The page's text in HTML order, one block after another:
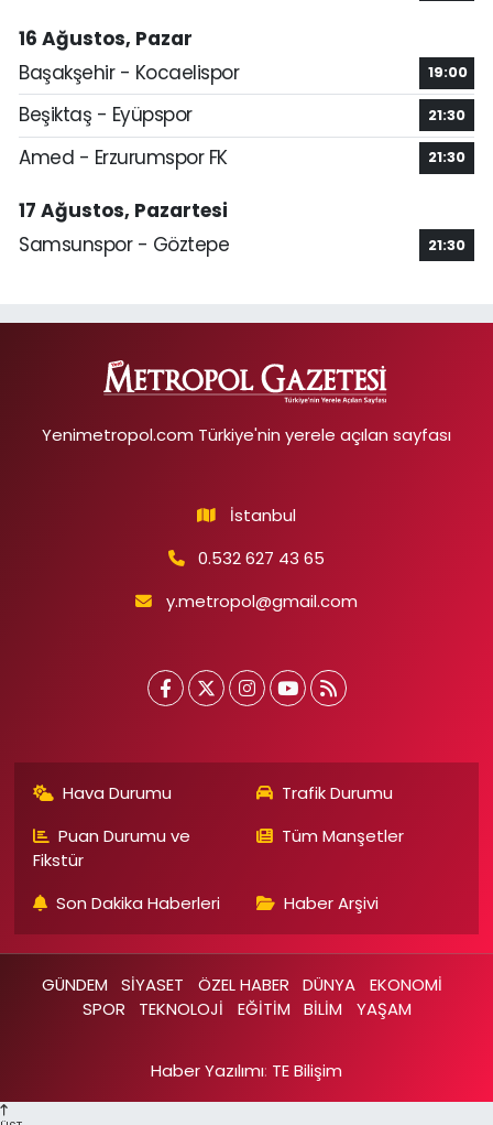
16 Ağustos, Pazar
Başakşehir - Kocaelispor
19:00
Beşiktaş - Eyüpspor 21:30
Amed - Erzurumspor FK 21:30
17 Ağustos, Pazartesi
Samsunspor - Göztepe
21:30
Yenimetropol.com Türkiye'nin yerele açılan sayfası
İstanbul
0.532 627 43 65
y.metropol@gmail.com
Hava Durumu
Trafik Durumu
Puan Durumu ve
Fikstür
Tüm Manşetler
Son Dakika Haberleri Haber Arşivi
GÜNDEM SİYASET ÖZEL HABER DÜNYA
EKONOMİ
SPOR
TEKNOLOJİ EĞİTİM BİLİM YAŞAM
Haber Yazılımı: TE Bilişim